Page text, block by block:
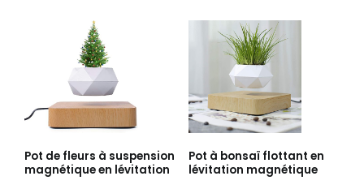
Pot de fleurs à suspension
magnétique en lévitation
Pot à bonsaï flottant en
lévitation magnétique